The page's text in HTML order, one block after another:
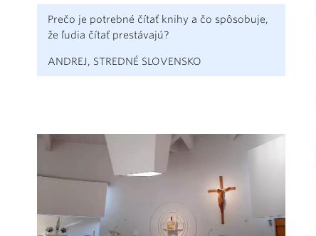
Prečo je potrebné čítať knihy a čo spôsobuje,
že ľudia čítať prestávajú?
ANDREJ, STREDNÉ SLOVENSKO